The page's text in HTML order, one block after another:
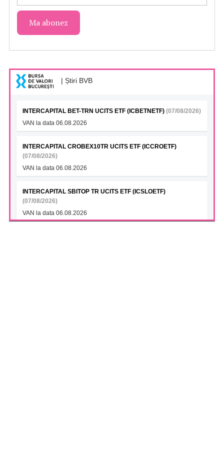
| Știri BVB
INTERCAPITAL BET-TRN UCITS ETF (ICBETNETF) (07/08/2026)
VAN la data 06.08.2026
INTERCAPITAL CROBEX10TR UCITS ETF (ICCROETF)
(07/08/2026)
VAN la data 06.08.2026
INTERCAPITAL SBITOP TR UCITS ETF (ICSLOETF)
(07/08/2026)
VAN la data 06.08.2026